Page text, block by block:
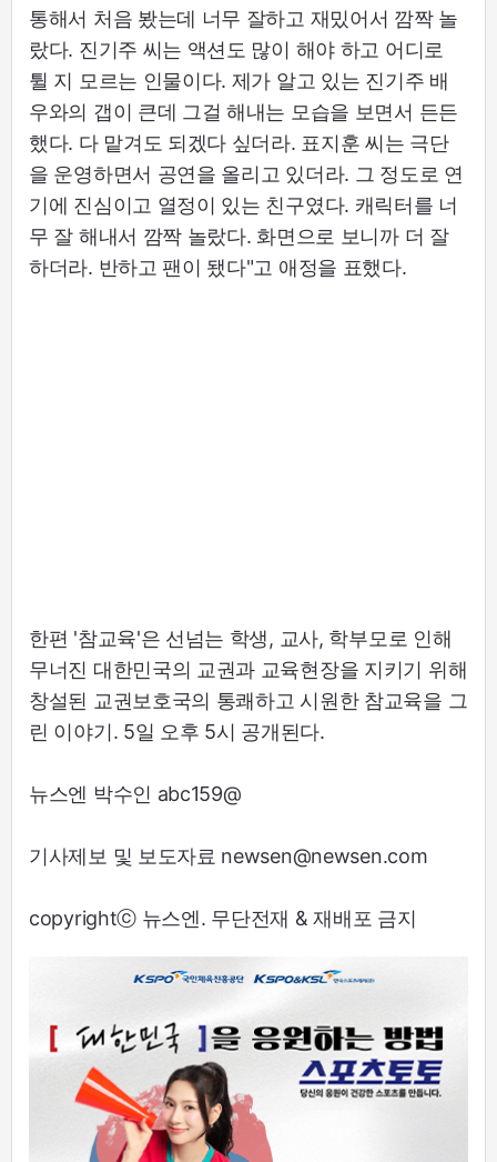
통해서 처음 봤는데 너무 잘하고 재밌어서 깜짝 놀
랐다. 진기주 씨는 액션도 많이 해야 하고 어디로
튈 지 모르는 인물이다. 제가 알고 있는 진기주 배
우와의 갭이 큰데 그걸 해내는 모습을 보면서 든든
했다. 다 맡겨도 되겠다 싶더라. 표지훈 씨는 극단
을 운영하면서 공연을 올리고 있더라. 그 정도로 연
기에 진심이고 열정이 있는 친구였다. 캐릭터를 너
무 잘 해내서 깜짝 놀랐다. 화면으로 보니까 더 잘
하더라. 반하고 팬이 됐다"고 애정을 표했다.
한편 '참교육'은 선넘는 학생, 교사, 학부모로 인해
무너진 대한민국의 교권과 교육현장을 지키기 위해
창설된 교권보호국의 통쾌하고 시원한 참교육을 그
린 이야기. 5일 오후 5시 공개된다.
뉴스엔 박수인 abc159@
기사제보 및 보도자료 newsen@newsen.com
copyrightⓒ 뉴스엔. 무단전재 & 재배포 금지